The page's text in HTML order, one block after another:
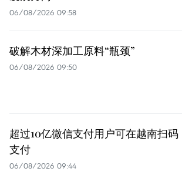
06/08/2026 09:58
破解木材深加工原料“瓶颈”
06/08/2026 09:50
超过10亿微信支付用户可在越南扫码
支付
06/08/2026 09:44